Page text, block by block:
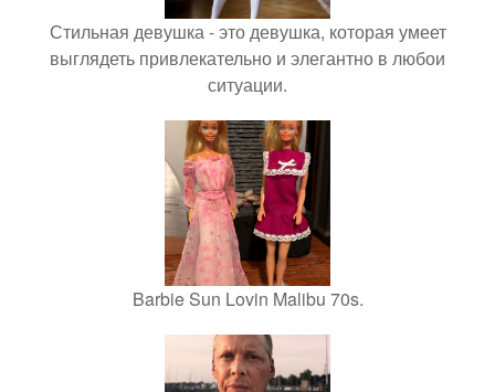
Стильная девушка - это девушка, которая умеет
выглядеть привлекательно и элегантно в любои
ситуации.
Barbie Sun Lovin Malibu 70s.